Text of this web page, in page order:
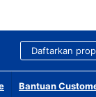
Daftarkan
Bantuan